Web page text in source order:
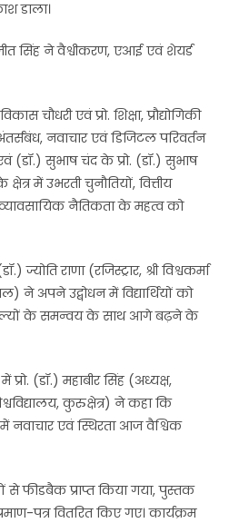
डाला।
सिंह ने वैश्वीकरण, एआई एवं शेयर्ड
चौधरी एवं प्रो. शिक्षा, प्रौद्योगिकी
नवाचार एवं डिजिटल परिवर्तन
(डॉ.) सुभाष चंद के प्रो. (डॉ.) सुभाष
में उभरती चुनौतियों, वित्तीय
व्यावसायिक नैतिकता के महत्व को
ज्योति राणा (रजिस्ट्रार, श्री विश्वकर्मा
ने अपने उद्बोधन में विद्यार्थियों को
के समन्वय के साथ आगे बढ़ने के
प्रो. (डॉ.) महाबीर सिंह (अध्यक्ष,
कुरुक्षेत्र) ने कहा कि
नवाचार एवं स्थिरता आज वैश्विक
से फीडबैक प्राप्त किया गया, पुस्तक
पत्र वितरित किए गए। कार्यक्रम